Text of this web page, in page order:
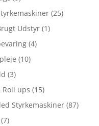
(25)
Udstyr (1)
(4)
(10)
(3)
Roll ups (15)
Styrkemaskiner (87)
(7)